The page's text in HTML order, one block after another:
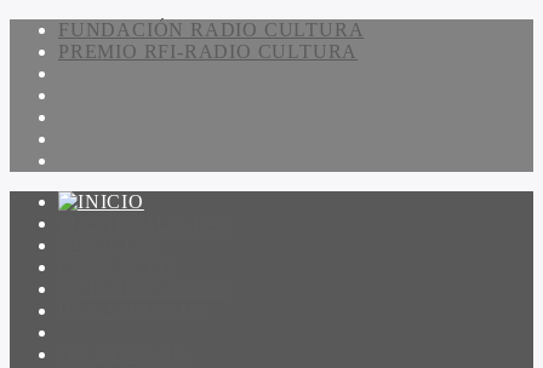
FUNDACIÓN RADIO CULTURA
PREMIO RFI-RADIO CULTURA